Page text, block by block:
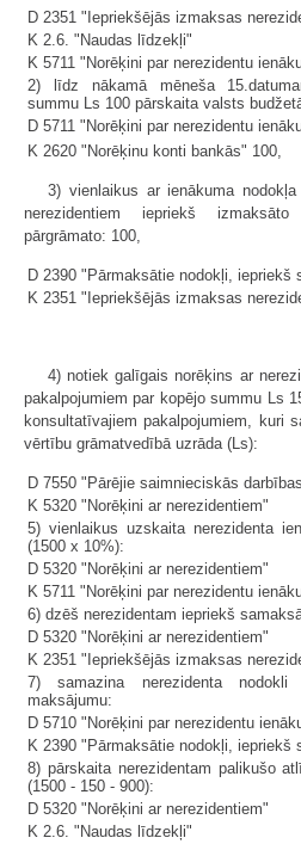
D 2351 "Iepriekšējās izmaksas
K 2.6. "Naudas līdzekļi"
K 5711 "Norēķini par nerezidentu
2) līdz nākamā mēneša
summu Ls 100 pārskaita valsts
D 5711 "Norēķini par nerezidentu
K 2620 "Norēķinu konti bankās" 100,
3) vienlaikus ar ienākuma
nerezidentiem iepriekš
pārgrāmato: 100,
D 2390 "Pārmaksātie nodokļi, iepriekš
K 2351 "Iepriekšējās izmaksas
4) notiek galīgais norēķins ar
pakalpojumiem par kopējo summu Ls
konsultatīvajiem pakalpojumiem, kuri
vērtību grāmatvedībā uzrāda (Ls):
D 7550 "Pārējie saimnieciskās
K 5320 "Norēķini ar nerezidentiem"
5) vienlaikus uzskaita nerezidenta
(1500 x 10%):
D 5320 "Norēķini ar nerezidentiem"
K 5711 "Norēķini par nerezidentu
6) dzēš nerezidentam iepriekš
D 5320 "Norēķini ar nerezidentiem"
K 2351 "Iepriekšējās izmaksas
7) samazina nerezidenta
maksājumu:
D 5710 "Norēķini par nerezidentu
K 2390 "Pārmaksātie nodokļi, iepriekš
8) pārskaita nerezidentam palikušo
(1500 - 150 - 900):
D 5320 "Norēķini ar nerezidentiem"
K 2.6. "Naudas līdzekļi"